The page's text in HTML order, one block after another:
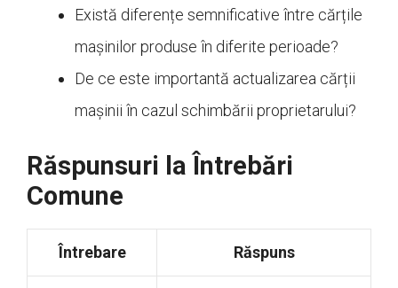
Există diferențe semnificative între cărțile
mașinilor produse în diferite perioade?
De ce este importantă actualizarea cărții
mașinii în cazul schimbării proprietarului?
Răspunsuri la Întrebări
Comune
Întrebare Răspuns